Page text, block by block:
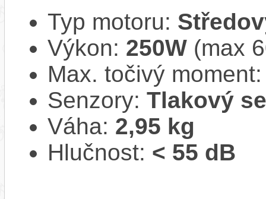
Typ motoru:
Výkon: 250W (max
Max. točivý
Senzory: Tlakový
Váha: 2,95 kg
Hlučnost: < 55 dB